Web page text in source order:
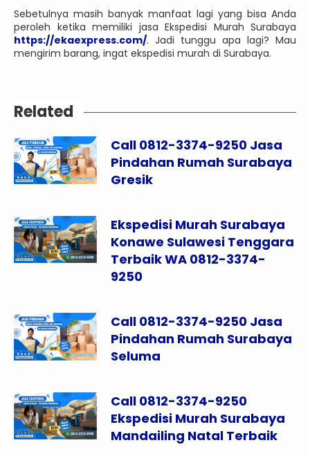
Sebetulnya masih banyak manfaat lagi yang bisa Anda
peroleh ketika memiliki jasa Ekspedisi Murah Surabaya
https://ekaexpress.com/. Jadi tunggu apa lagi? Mau
mengirim barang, ingat ekspedisi murah di Surabaya.
Related
Call 0812-3374-9250 Jasa
Pindahan Rumah Surabaya
Gresik
Ekspedisi Murah Surabaya
Konawe Sulawesi Tenggara
Terbaik WA 0812-3374-
9250
Call 0812-3374-9250 Jasa
Pindahan Rumah Surabaya
Seluma
Call 0812-3374-9250
Ekspedisi Murah Surabaya
Mandailing Natal Terbaik